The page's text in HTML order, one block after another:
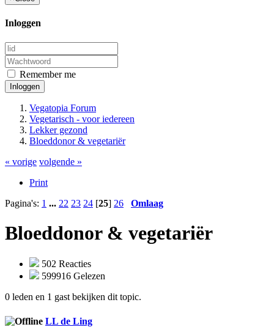
Inloggen
Remember me
Inloggen
Vegatopia Forum
Vegetarisch - voor iedereen
Lekker gezond
Bloeddonor & vegetariër
« vorige volgende »
Print
Pagina's: 1 ... 22 23 24 [25] 26 Omlaag
Bloeddonor & vegetariër
502 Reacties
599916 Gelezen
0 leden en 1 gast bekijken dit topic.
LL de Ling